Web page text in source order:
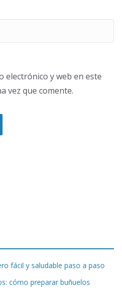
electrónico y web en este
vez que comente.
fácil y saludable paso a paso
cómo preparar buñuelos